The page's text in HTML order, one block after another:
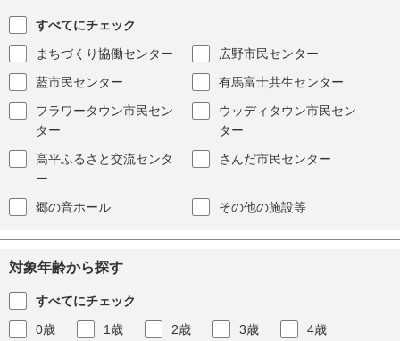
すべてにチェック
まちづくり協働センター
広野市民センター
藍市民センター
有馬富士共生センター
フラワータウン市民セン
ター
ウッディタウン市民セン
ター
高平ふるさと交流センタ
ー
さんだ市民センター
郷の音ホール その他の施設等
対象年齢から探す
すべてにチェック
0歳
1歳 2歳 3歳
4歳